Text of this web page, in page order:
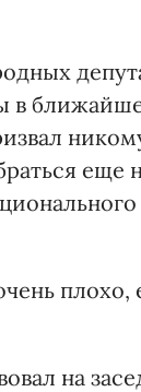
в
еще
плохо,
на